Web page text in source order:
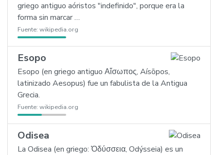
griego antiguo aóristos "indefinido", porque era la
forma sin marcar …
Fuente: wikipedia.org
Esopo
Esopo (en griego antiguo Αἴσωπος, Aísōpos,
latinizado Aesopus) fue un fabulista de la Antigua
Grecia.
Fuente: wikipedia.org
Odisea
La Odisea (en griego: Ὀδύσσεια, Odýsseia) es un